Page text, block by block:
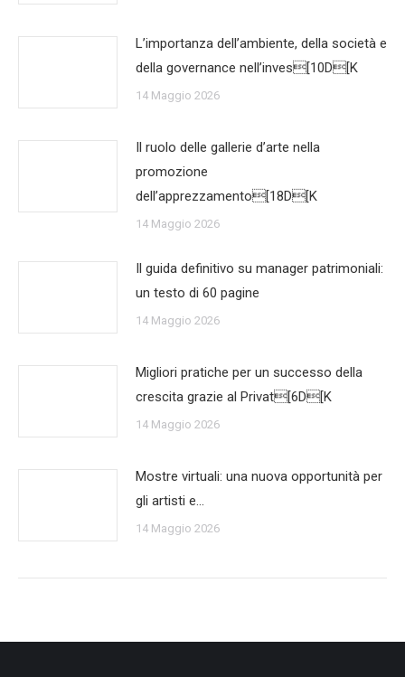
L’importanza dell’ambiente, della società e
della governance nell’inves[10D[K
14 Maggio 2026
Il ruolo delle gallerie d’arte nella
promozione
dell’apprezzamento[18D[K
14 Maggio 2026
Il guida definitivo su manager patrimoniali:
un testo di 60 pagine
14 Maggio 2026
Migliori pratiche per un successo della
crescita grazie al Privat[6D[K
14 Maggio 2026
Mostre virtuali: una nuova opportunità per
gli artisti e…
14 Maggio 2026